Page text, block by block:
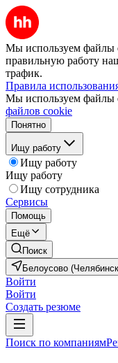
Мы используем файлы
правильную работу
трафик.
Правила
Мы используем файлы
файлов cookie
Понятно
Ищу работу
Ищу работу
Ищу работу
Ищу сотрудника
Сервисы
Помощь
Ещё
Поиск
Белоусово
Войти
Войти
Создать резюме
Поиск по компаниям